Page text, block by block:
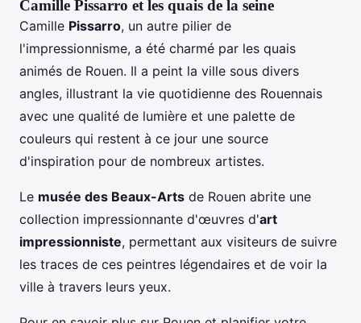
Camille Pissarro et les quais de la seine
Camille Pissarro, un autre pilier de
l'impressionnisme, a été charmé par les quais
animés de Rouen. Il a peint la ville sous divers
angles, illustrant la vie quotidienne des Rouennais
avec une qualité de lumière et une palette de
couleurs qui restent à ce jour une source
d'inspiration pour de nombreux artistes.
Le musée des Beaux-Arts de Rouen abrite une
collection impressionnante d'œuvres d'art
impressionniste, permettant aux visiteurs de suivre
les traces de ces peintres légendaires et de voir la
ville à travers leurs yeux.